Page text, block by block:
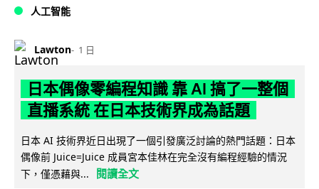
人工智能
Lawton 1 日
日本偶像零編程知識 靠 AI 搞了一整個
直播系統 在日本技術界成為話題
日本 AI 技術界近日出現了一個引發廣泛討論的熱門話題：日本
偶像前 Juice=Juice 成員宮本佳林在完全沒有編程經驗的情況
下，僅憑藉與...
閱讀全文